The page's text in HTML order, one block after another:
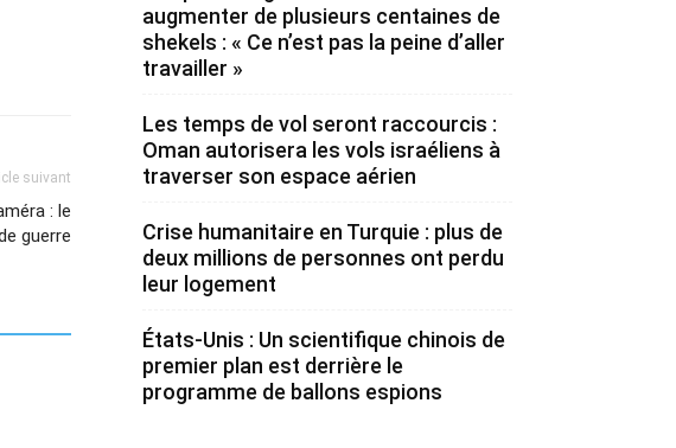
suivant
: le
guerre
augmenter de plusieurs centaines de
shekels : « Ce n’est pas la peine d’aller
travailler »
Les temps de vol seront raccourcis :
Oman autorisera les vols israéliens à
traverser son espace aérien
Crise humanitaire en Turquie : plus de
deux millions de personnes ont perdu
leur logement
États-Unis : Un scientifique chinois de
premier plan est derrière le
programme de ballons espions